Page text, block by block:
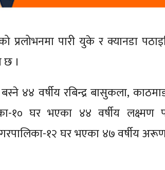
पारी युके र क्यानडा
छ ।
४४ वर्षीय रबिन्द्र बासुकला,
१० घर भएका ४४ वर्षीय लक्ष्मण
१२ घर भएका ४७ वर्षीय